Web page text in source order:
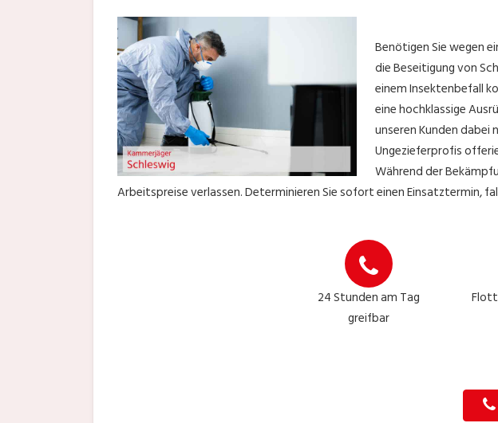
Benötigen Sie wegen
die Beseitigung von
einem Insektenbefall
eine hochklassige
unseren Kunden
Ungezieferprofis
Während der
Arbeitspreise verlassen. Determinieren Sie sofort einen Einsatztermin,
24 Stunden am Tag
greifbar
Flott